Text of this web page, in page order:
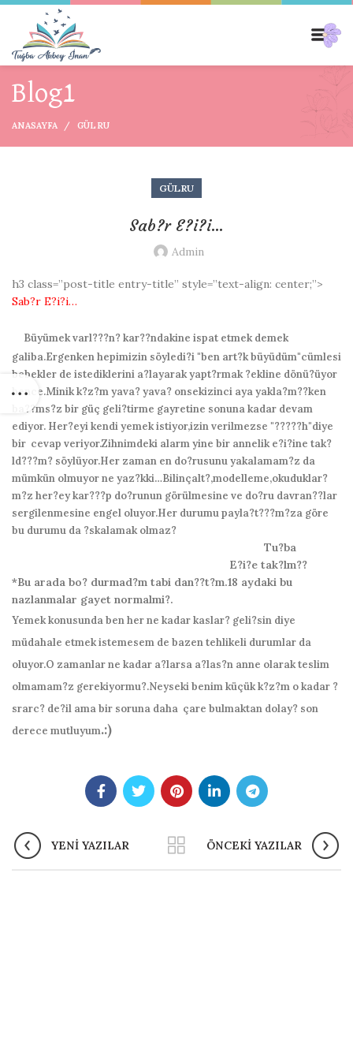
Blog1
ANASAYFA GÜLRU
GÜLRU
Sab?r E?i?i…
Admin
h3 class=”post-title entry-title” style=”text-align: center;”>
Sab?r E?i?i…
Büyümek varl???n? kar??ndakine ispat etmek demek
galiba.Ergenken hepimizin söyledi?i "ben art?k büyüdüm"cümlesi
bebekler de istediklerini a?layarak yapt?rmak ?ekline dönü?üyor
bence.Minik k?z?m yava? yava? onsekizinci aya yakla?m??ken
ba??ms?z bir güç geli?tirme gayretine sonuna kadar devam
ediyor. Her?eyi kendi yemek istiyor,izin verilmezse "?????h"diye
bir cevap veriyor.Zihnimdeki alarm yine bir annelik e?i?ine tak?
ld???m? söylüyor.Her zaman en do?rusunu yakalamam?z da
mümkün olmuyor ne yaz?kki…Bilinçalt?,modelleme,okuduklar?
m?z her?ey kar???p do?runun görülmesine ve do?ru davran??lar
sergilenmesine engel oluyor.Her durumu payla?t???m?za göre
bu durumu da ?skalamak olmaz?
Tu?ba
E?i?e tak?lm??
*Bu arada bo? durmad?m tabi dan??t?m.18 aydaki bu
nazlanmalar gayet normalmi?.
Yemek konusunda ben her ne kadar kaslar? geli?sin diye
müdahale etmek istemesem de bazen tehlikeli durumlar da
oluyor.O zamanlar ne kadar a?larsa a?las?n anne olarak teslim
olmamam?z gerekiyormu?.Neyseki benim küçük k?z?m o kadar ?
srarc? de?il ama bir soruna daha çare bulmaktan dolay? son
derece mutluyum.:)
YENI YAZILAR ÖNCEKI YAZILAR